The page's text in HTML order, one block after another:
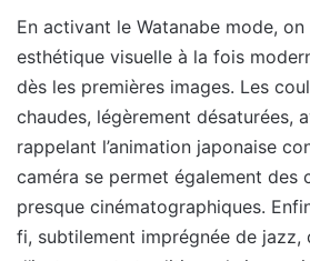
En activant le Watanabe mode, on
esthétique visuelle à la fois
dès les premières images. Les
chaudes, légèrement désaturées,
rappelant l’animation japonaise
caméra se permet également des
presque cinématographiques.
fi, subtilement imprégnée de jazz,